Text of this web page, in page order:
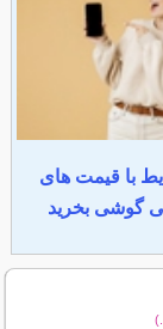
با قیمت های
گوشی بخرید